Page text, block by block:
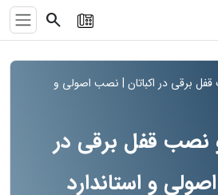
search
برقی در اکباتان | نصب اصولی و
نصب قفل برقی در
و استاندارد